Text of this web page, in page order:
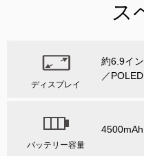
ス
ディスプレイ
約6.9イ
／
バッテリー容量